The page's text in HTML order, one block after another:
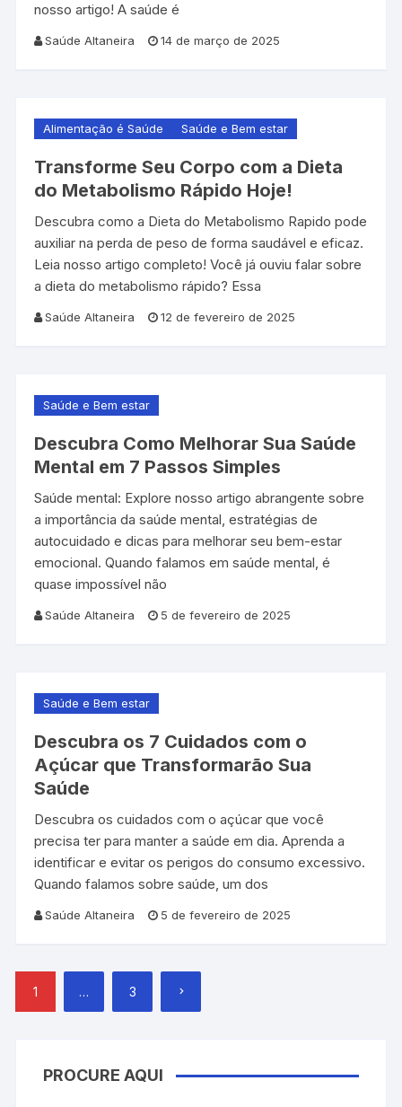
nosso artigo! A saúde é
Saúde Altaneira 14 de março de 2025
Alimentação é Saúde Saúde e Bem estar
Transforme Seu Corpo com a Dieta
do Metabolismo Rápido Hoje!
Descubra como a Dieta do Metabolismo Rapido pode
auxiliar na perda de peso de forma saudável e eficaz.
Leia nosso artigo completo! Você já ouviu falar sobre
a dieta do metabolismo rápido? Essa
Saúde Altaneira 12 de fevereiro de 2025
Saúde e Bem estar
Descubra Como Melhorar Sua Saúde
Mental em 7 Passos Simples
Saúde mental: Explore nosso artigo abrangente sobre
a importância da saúde mental, estratégias de
autocuidado e dicas para melhorar seu bem-estar
emocional. Quando falamos em saúde mental, é
quase impossível não
Saúde Altaneira 5 de fevereiro de 2025
Saúde e Bem estar
Descubra os 7 Cuidados com o
Açúcar que Transformarão Sua
Saúde
Descubra os cuidados com o açúcar que você
precisa ter para manter a saúde em dia. Aprenda a
identificar e evitar os perigos do consumo excessivo.
Quando falamos sobre saúde, um dos
Saúde Altaneira 5 de fevereiro de 2025
Paginação
posts
1 … 3
PROCURE AQUI